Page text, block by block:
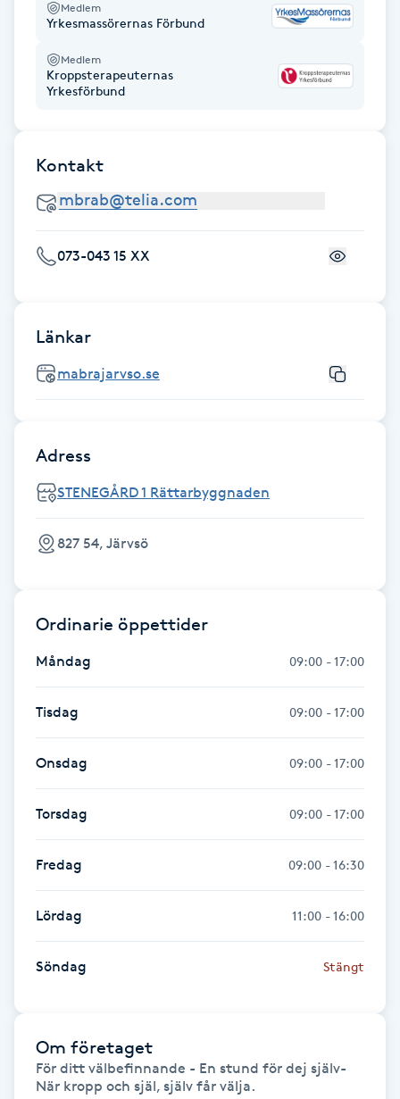
Healing
Herrklippning
HIFU
Hollywood Peel
Huduppstramning
Hudvård
Hyperhidros
Hårborttagning
Hårbottenbehandling
Hårförlängning
Hälsa
Hälsprickor
Idrottsmassage
IPL hårborttagning
Medlem
Yrkesmassörernas Förbund
Medlem
Kroppsterapeuternas
Yrkesförbund
Kontakt
073-043 15 XX
Länkar
mabrajarvso.se
Adress
STENEGÅRD 1 Rättarbyggnaden
827 54, Järvsö
Ordinarie öppettider
Måndag 09:00 - 17:00
Tisdag 09:00 - 17:00
Onsdag 09:00 - 17:00
Torsdag 09:00 - 17:00
Fredag 09:00 - 16:30
Lördag 11:00 - 16:00
Söndag Stängt
Om företaget
För ditt välbefinnande - En stund för dej själv-
När kropp och själ, själv får välja.